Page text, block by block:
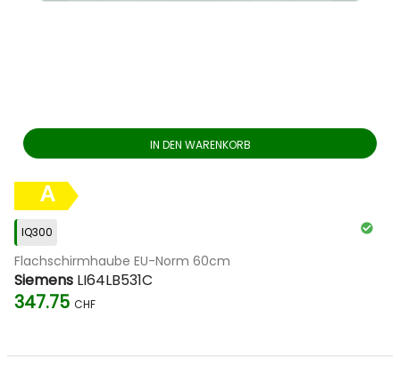
IN DEN WARENKORB
A
IQ300
Flachschirmhaube EU-Norm 60cm
Siemens LI64LB531C
347.75 CHF